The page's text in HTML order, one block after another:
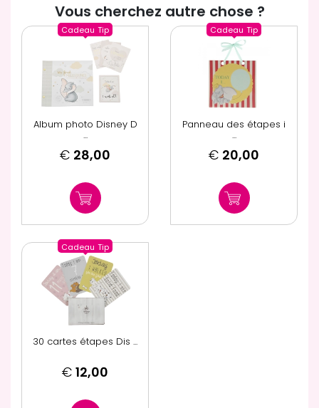
Vous cherchez autre chose ?
Cadeau Tip
Album photo Disney D
...
€ 28,00
Cadeau Tip
Panneau des étapes i
...
€ 20,00
Cadeau Tip
30 cartes étapes Dis ...
€ 12,00